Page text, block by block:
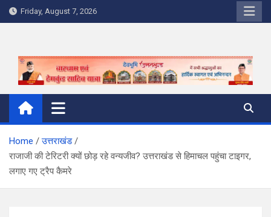
Skip
to
Friday, August 7, 2026
Home
उत्तराखंड
राजाजी की टेरिटरी क्यों छोड़ रहे वन्यजीव? उत्तराखंड से हिमाचल पहुंचा टाइगर,
लगाए गए ट्रैप कैमरे